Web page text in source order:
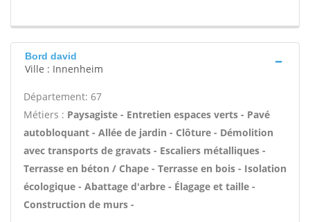
Bord david
Ville : Innenheim
Département: 67
Métiers : Paysagiste - Entretien espaces verts - Pavé
autobloquant - Allée de jardin - Clôture - Démolition
avec transports de gravats - Escaliers métalliques -
Terrasse en béton / Chape - Terrasse en bois - Isolation
écologique - Abattage d'arbre - Élagage et taille -
Construction de murs -